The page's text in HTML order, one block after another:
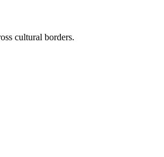
cultural borders.